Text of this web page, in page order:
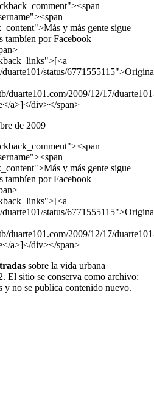
y más gente sigue
tambíen por Facebook
status/
duarte101.com/2009/12/17/
a>]</div></span>
de 2009
y más gente sigue
tambíen por Facebook
status/
duarte101.com/2009/12/17/
a>]</div></span>
sobre la vida urbana
El sitio se conserva como archivo:
y no se publica contenido nuevo.